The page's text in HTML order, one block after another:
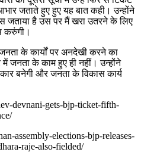
जताते हुए हुए यह बात कही। उन्होंने
जताया है उस पर मैं खरा उतरने के लिए
करुंगी।
के कार्यों पर अनदेखी करने का
जनता के काम हुए ही नहीं। उन्होंने
बनेगी और जनता के विकास कार्य
devnani-gets-bjp-ticket-fifth-
assembly-elections-bjp-releases-
raje-also-fielded/